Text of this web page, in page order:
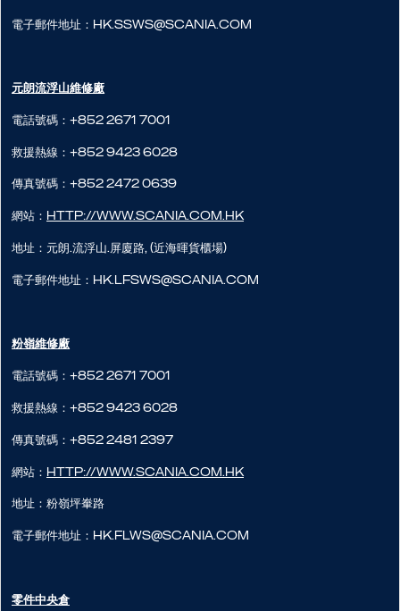
電子郵件地址：hk.ssws@scania.com
元朗流浮山​維修廠
電話號碼：+852 2671 7001
救援熱線：+852 9423 6028
傳真號碼：+852 2472 0639
網站： http://www.scania.com.hk
地址：元朗.流浮山.屏廈路, (近海暉貨櫃場)
電子郵件地址：hk.lfsws@scania.com
粉嶺維修廠
電話號碼：+852 2671 7001
救援熱線：+852 9423 6028
傳真號碼：+852 2481 2397
網站： http://www.scania.com.hk
地址：粉嶺坪輋路
電子郵件地址：hk.flws@scania.com
零件中央倉